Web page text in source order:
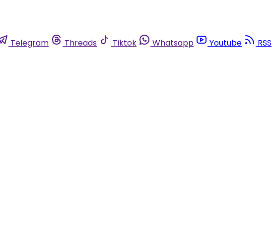
Telegram Threads Tiktok Whatsapp Youtube
RSS